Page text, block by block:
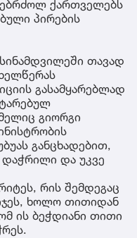
ქართველებს
პირების
თავად
გასამყარებლად
გიორგი
განცხადებით,
და უკვე
რის შემდეგაც
ხოლო თითიდან
ის ბეჭდიანი თითი